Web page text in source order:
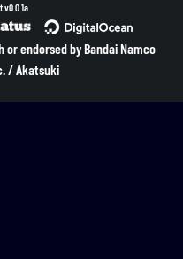
v0.0.1a
endorsed by Bandai Namco
/ Akatsuki